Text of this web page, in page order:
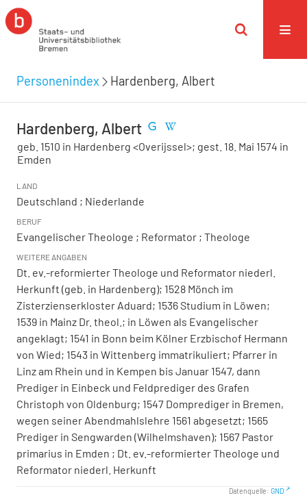
Personenindex Hardenberg, Albert
Hardenberg, Albert
geb. 1510 in Hardenberg <Overijssel>; gest. 18. Mai 1574 in
Emden
LAND
Deutschland ; Niederlande
BERUF
Evangelischer Theologe ; Reformator ; Theologe
WEITERE ANGABEN
Dt. ev.-reformierter Theologe und Reformator niederl.
Herkunft (geb. in Hardenberg); 1528 Mönch im
Zisterzienserkloster Aduard; 1536 Studium in Löwen;
1539 in Mainz Dr. theol.; in Löwen als Evangelischer
angeklagt; 1541 in Bonn beim Kölner Erzbischof Hermann
von Wied; 1543 in Wittenberg immatrikuliert; Pfarrer in
Linz am Rhein und in Kempen bis Januar 1547, dann
Prediger in Einbeck und Feldprediger des Grafen
Christoph von Oldenburg; 1547 Domprediger in Bremen,
wegen seiner Abendmahlslehre 1561 abgesetzt; 1565
Prediger in Sengwarden (Wilhelmshaven); 1567 Pastor
primarius in Emden ; Dt. ev.-reformierter Theologe und
Reformator niederl. Herkunft
Datenquelle: GND